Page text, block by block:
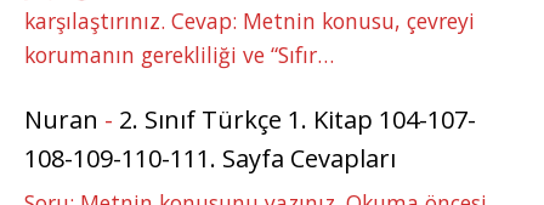
karşılaştırınız. Cevap: Metnin konusu, çevreyi
korumanın gerekliliği ve “Sıfır…
Nuran - 2. Sınıf Türkçe 1. Kitap 104-107-
108-109-110-111. Sayfa Cevapları